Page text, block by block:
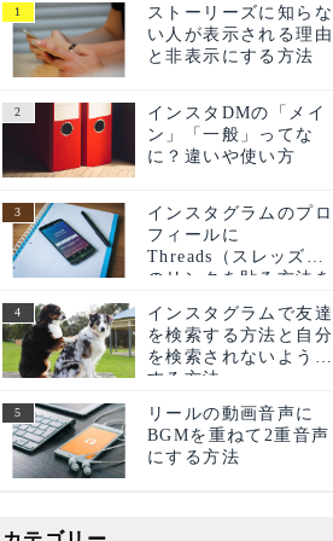
ストーリーズに知らな
い人が表示される理由
と非表示にする方法
インスタDMの「メイ
ン」「一般」ってな
に？違いや使い方
インスタグラムのプロ
フィールに
Threads（スレッズ）
のリンクを貼る方法を
インスタグラムで友達
を検索する方法と自分
を検索されないように
する方法
リールの動画音声に
BGMを重ねて2重音声
にする方法